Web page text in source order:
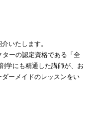
いたします。
ーの認定資格である「全
学にも精通した講師が、お
ーメイドのレッスンをい